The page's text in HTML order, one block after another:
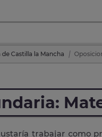
Castilla la Mancha
trabajar como